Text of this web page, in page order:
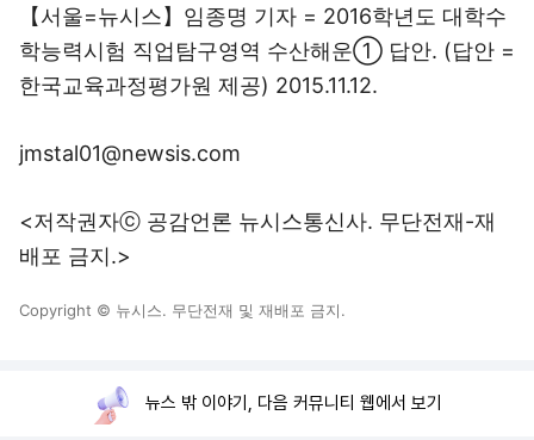
【서울=뉴시스】임종명 기자 = 2016학년도 대학수
학능력시험 직업탐구영역 수산해운① 답안. (답안 =
한국교육과정평가원 제공) 2015.11.12.
jmstal01@newsis.com
<저작권자ⓒ 공감언론 뉴시스통신사. 무단전재-재
배포 금지.>
Copyright © 뉴시스. 무단전재 및 재배포 금지.
뉴스 밖 이야기, 다음 커뮤니티 웹에서 보기